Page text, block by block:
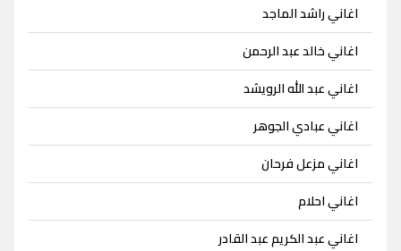
اغاني راشد الماجد
اغاني خالد عبد الرحمن
اغاني عبد الله الرويشد
اغاني عبادي الجوهر
اغاني مزعل فرحان
اغاني احلام
اغاني عبد الكريم عبد القادر